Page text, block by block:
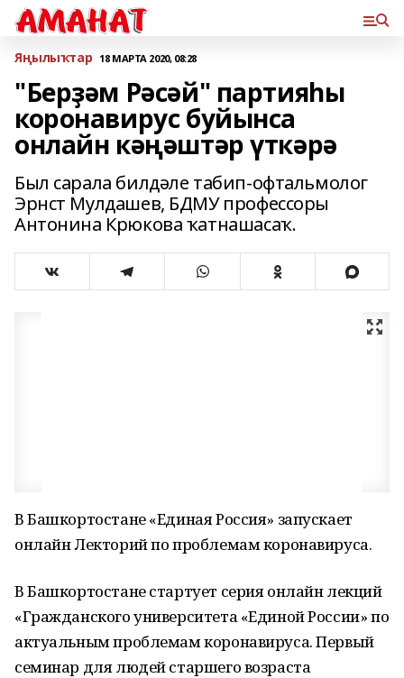
Яңылыҡтар 18 МАРТА 2020, 08:28
"Берҙәм Рәсәй" партияһы
коронавирус буйынса
онлайн кәңәштәр үткәрә
Был сарала билдәле табип-офтальмолог
Эрнст Мулдашев, БДМУ профессоры
Антонина Крюкова ҡатнашасаҡ.
В Башкортостане «Единая Россия» запускает
онлайн Лекторий по проблемам коронавируса.
В Башкортостане стартует серия онлайн лекций
«Гражданского университета «Единой России» по
актуальным проблемам коронавируса. Первый
семинар для людей старшего возраста